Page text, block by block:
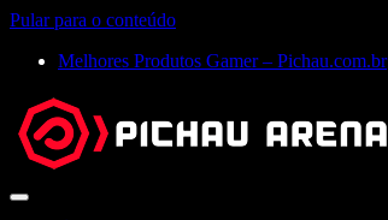
Pular para o conteúdo
Melhores Produtos Gamer – Pichau.com.br
Abrir